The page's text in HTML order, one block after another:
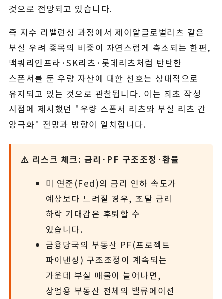
것으로 전망되고 있습니다.
즉 지수 리밸런싱 과정에서 제이알글로벌리츠 같은
부실 우려 종목의 비중이 자연스럽게 축소되는 한편,
맥쿼리인프라·SK리츠·롯데리츠처럼 탄탄한
스폰서를 둔 우량 자산에 대한 선호는 상대적으로
유지되고 있는 것으로 관찰됩니다. 이는 최초 작성
시점에 제시했던 "우량 스폰서 리츠와 부실 리츠 간
양극화" 전망과 방향이 일치합니다.
⚠️ 리스크 체크: 금리·PF 구조조정·환율
미 연준(Fed)의 금리 인하 속도가
예상보다 느려질 경우, 조달 금리
하락 기대감은 후퇴할 수
있습니다.
금융당국의 부동산 PF(프로젝트
파이낸싱) 구조조정이 계속되는
가운데 부실 매물이 늘어나면,
상업용 부동산 전체의 밸류에이션